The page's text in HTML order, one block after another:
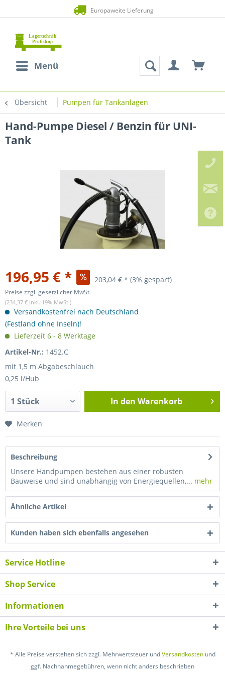
Europaweite Lieferung
Menü
Übersicht Pumpen für Tankanlagen
Hand-Pumpe Diesel / Benzin für UNI-
Tank
196,95 € * 203,04 € * (3% gespart)
Preise zzgl. gesetzlicher MwSt.
(234,37 € inkl. 19% MwSt.)
Versandkostenfrei nach Deutschland
(Festland ohne Inseln)!
Lieferzeit 6 - 8 Werktage
Artikel-Nr.: 1452.C
mit 1,5 m Abgabeschlauch
0,25 l/Hub
In den Warenkorb
Merken
Beschreibung
Unsere Handpumpen bestehen aus einer robusten
Bauweise und sind unabhängig von Energiequellen,... mehr
Ähnliche Artikel
Kunden haben sich ebenfalls angesehen
Service Hotline
Shop Service
Informationen
Ihre Vorteile bei uns
* Alle Preise verstehen sich zzgl. Mehrwertsteuer undVersandkostenund
ggf. Nachnahmegebühren, wenn nicht anders beschrieben